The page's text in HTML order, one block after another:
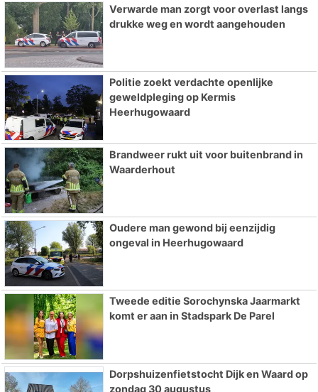
Verwarde man zorgt voor overlast langs
drukke weg en wordt aangehouden
Politie zoekt verdachte openlijke
geweldpleging op Kermis
Heerhugowaard
Brandweer rukt uit voor buitenbrand in
Waarderhout
Oudere man gewond bij eenzijdig
ongeval in Heerhugowaard
Tweede editie Sorochynska Jaarmarkt
komt er aan in Stadspark De Parel
Dorpshuizenfietstocht Dijk en Waard op
zondag 30 augustus